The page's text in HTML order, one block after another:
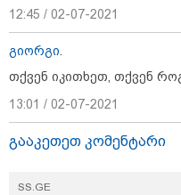
კატეგორიის
12:45 / 02-07-2021
გიორგი.
თქვენ იკითხეთ, თქვენ
13:01 / 02-07-2021
გააკეთეთ კომენტარი
SS.GE